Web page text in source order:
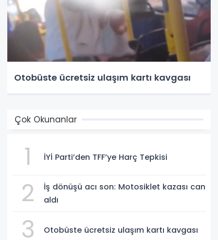
Otobüste ücretsiz ulaşım kartı kavgası
Çok Okunanlar
1 İYİ Parti’den TFF’ye Harç Tepkisi
2
İş dönüşü acı son: Motosiklet kazası can
aldı
3 Otobüste ücretsiz ulaşım kartı kavgası